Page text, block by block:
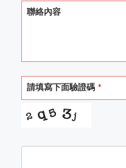
聯絡內容
請填寫下面驗證碼 *